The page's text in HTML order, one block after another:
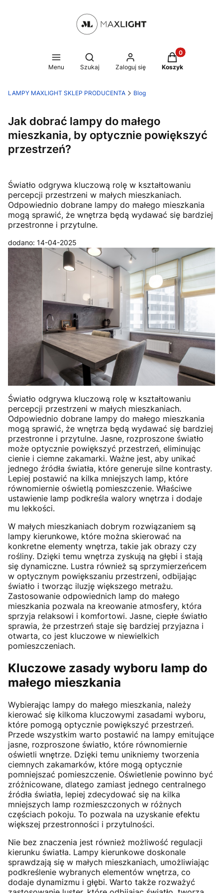
Menu
Otwórz wyszukiwarkę
Szukaj Zaloguj się
Produkty w
Koszyk
LAMPY MAXLIGHT SKLEP PRODUCENTA Blog
Jak dobrać lampy do małego
mieszkania, by optycznie powiększyć
przestrzeń?
Światło odgrywa kluczową rolę w kształtowaniu
percepcji przestrzeni w małych mieszkaniach.
Odpowiednio dobrane lampy do małego mieszkania
mogą sprawić, że wnętrza będą wydawać się bardziej
przestronne i przytulne.
dodano: 14-04-2025
Światło odgrywa kluczową rolę w kształtowaniu
percepcji przestrzeni w małych mieszkaniach.
Odpowiednio dobrane lampy do małego mieszkania
mogą sprawić, że wnętrza będą wydawać się bardziej
przestronne i przytulne. Jasne, rozproszone światło
może optycznie powiększyć przestrzeń, eliminując
cienie i ciemne zakamarki. Ważne jest, aby unikać
jednego źródła światła, które generuje silne kontrasty.
Lepiej postawić na kilka mniejszych lamp, które
równomiernie oświetlą pomieszczenie. Właściwe
ustawienie lamp podkreśla walory wnętrza i dodaje
mu lekkości.
W małych mieszkaniach dobrym rozwiązaniem są
lampy kierunkowe, które można skierować na
konkretne elementy wnętrza, takie jak obrazy czy
rośliny. Dzięki temu wnętrza zyskują na głębi i stają
się dynamiczne. Lustra również są sprzymierzeńcem
w optycznym powiększaniu przestrzeni, odbijając
światło i tworząc iluzję większego metrażu.
Zastosowanie odpowiednich lamp do małego
mieszkania pozwala na kreowanie atmosfery, która
sprzyja relaksowi i komfortowi. Jasne, ciepłe światło
sprawia, że przestrzeń staje się bardziej przyjazna i
otwarta, co jest kluczowe w niewielkich
pomieszczeniach.
Kluczowe zasady wyboru lamp do
małego mieszkania
Wybierając lampy do małego mieszkania, należy
kierować się kilkoma kluczowymi zasadami wyboru,
które pomogą optycznie powiększyć przestrzeń.
Przede wszystkim warto postawić na lampy emitujące
jasne, rozproszone światło, które równomiernie
oświetli wnętrze. Dzięki temu unikniemy tworzenia
ciemnych zakamarków, które mogą optycznie
pomniejszać pomieszczenie. Oświetlenie powinno być
zróżnicowane, dlatego zamiast jednego centralnego
źródła światła, lepiej zdecydować się na kilka
mniejszych lamp rozmieszczonych w różnych
częściach pokoju. To pozwala na uzyskanie efektu
większej przestronności i przytulności.
Nie bez znaczenia jest również możliwość regulacji
kierunku światła. Lampy kierunkowe doskonale
sprawdzają się w małych mieszkaniach, umożliwiając
podkreślenie wybranych elementów wnętrza, co
dodaje dynamizmu i głębi. Warto także rozważyć